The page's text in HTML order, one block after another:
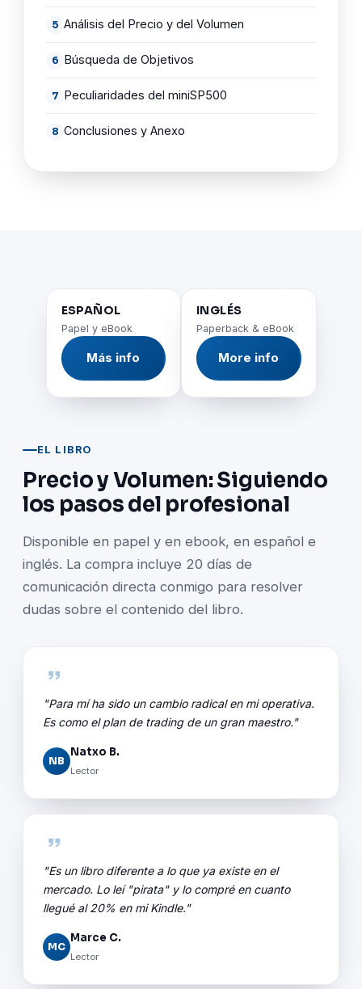
Análisis del Precio y del Volumen
Búsqueda de Objetivos
Peculiaridades del miniSP500
Conclusiones y Anexo
ESPAÑOL
Papel y eBook
Más info
INGLÉS
Paperback & eBook
More info
EL LIBRO
Precio y Volumen: Siguiendo
los pasos del profesional
Disponible en papel y en ebook, en español e
inglés. La compra incluye 20 días de
comunicación directa conmigo para resolver
dudas sobre el contenido del libro.
"Para mí ha sido un cambio radical en mi operativa.
Es como el plan de trading de un gran maestro."
NB
Natxo B.
Lector
"Es un libro diferente a lo que ya existe en el
mercado. Lo leí "pirata" y lo compré en cuanto
llegué al 20% en mi Kindle."
MC
Marce C.
Lector